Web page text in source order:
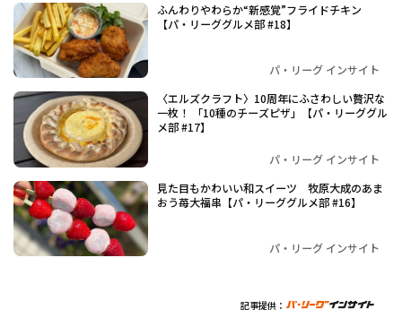
ふんわりやわらか“新感覚”フライドチキン
【パ・リーググルメ部 #18】
パ・リーグ インサイト
〈エルズクラフト〉10周年にふさわしい贅沢な
一枚！ 「10種のチーズピザ」【パ・リーググル
メ部 #17】
パ・リーグ インサイト
見た目もかわいい和スイーツ 牧原大成のあま
おう苺大福串【パ・リーググルメ部 #16】
パ・リーグ インサイト
記事提供：